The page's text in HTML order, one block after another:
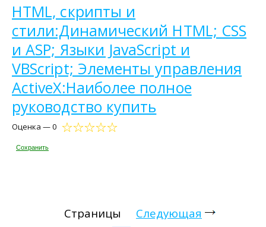
HTML, скрипты и
стили:Динамический HTML; CSS
и ASP; Языки JavaScript и
VBScript; Элементы управления
ActiveX:Наиболее полное
руководство купить
Оценка — 0
Сохранить
Страницы
Следующая